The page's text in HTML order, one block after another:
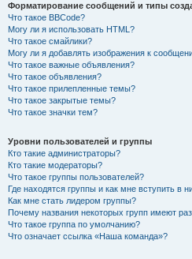
Форматирование сообщений и типы
Что такое BBCode?
Могу ли я использовать HTML?
Что такое смайлики?
Могу ли я добавлять изображения к
Что такое важные объявления?
Что такое объявления?
Что такое прилепленные темы?
Что такое закрытые темы?
Что такое значки тем?
Уровни пользователей и группы
Кто такие администраторы?
Кто такие модераторы?
Что такое группы пользователей?
Где находятся группы и как мне вступить в
Как мне стать лидером группы?
Почему названия некоторых групп имеют
Что такое группа по умолчанию?
Что означает ссылка «Наша команда»?